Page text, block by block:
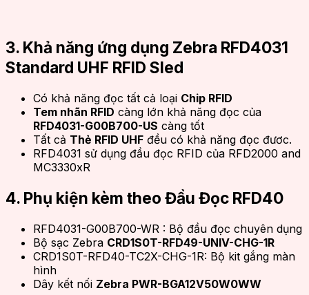
3. Khả năng ứng dụng Zebra RFD4031
Standard UHF RFID Sled
Có khả năng đọc tất cả loại Chip RFID
Tem nhãn RFID càng lớn khả năng đọc của
RFD4031-G00B700-US càng tốt
Tất cả Thẻ RFID UHF đều có khả năng đọc đươc.
RFD4031 sử dụng đầu đọc RFID của RFD2000 and
MC3330xR
4. Phụ kiện kèm theo Đầu Đọc RFD40
RFD4031-G00B700-WR : Bộ đầu đọc chuyên dụng
Bộ sạc Zebra CRD1S0T-RFD49-UNIV-CHG-1R
CRD1S0T-RFD40-TC2X-CHG-1R: Bộ kit gắng màn
hình
Dây kết nối Zebra PWR-BGA12V50W0WW